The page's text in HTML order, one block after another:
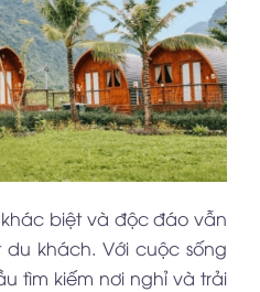
biệt và độc đáo vẫn
khách. Với cuộc sống
tìm kiếm nơi nghỉ và trải